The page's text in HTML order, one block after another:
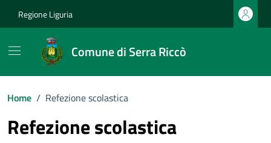
Regione Liguria
Comune di Serra Riccò
Home / Refezione scolastica
Refezione scolastica